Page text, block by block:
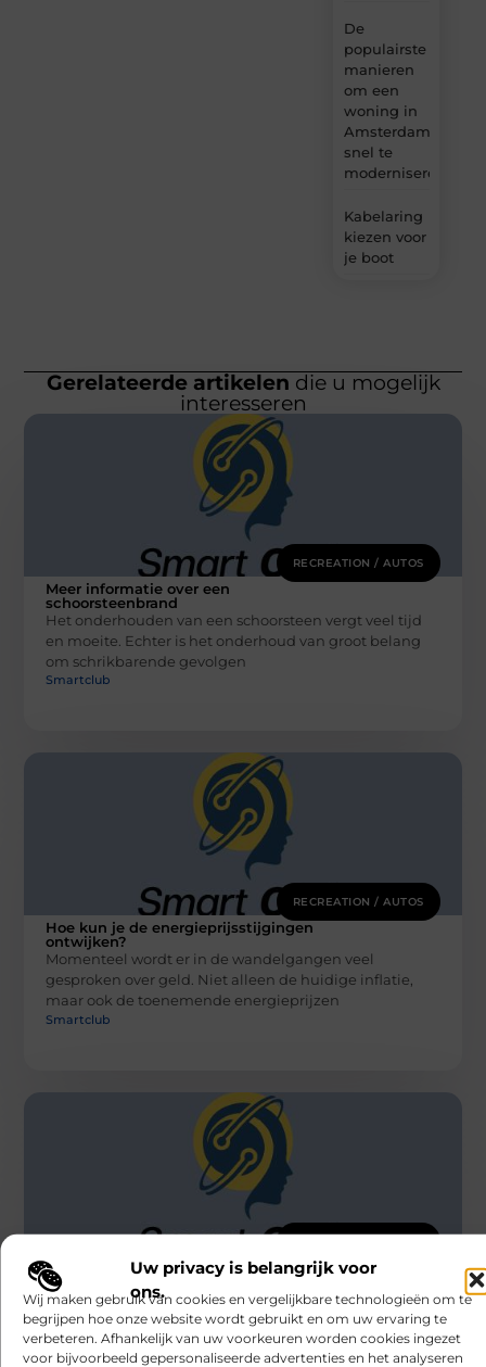
Uw privacy is belangrijk voor
ons.
Wij maken gebruik van cookies en vergelijkbare technologieën om te
begrijpen hoe onze website wordt gebruikt en om uw ervaring te
verbeteren. Afhankelijk van uw voorkeuren worden cookies ingezet
voor bijvoorbeeld gepersonaliseerde advertenties en het analyseren
De
populairste
manieren
om een
woning in
Amsterdam
snel te
moderniseren
Kabelaring
kiezen voor
je boot
Gerelateerde artikelen die u mogelijk
interesseren
RECREATION / AUTOS
Meer informatie over een
schoorsteenbrand
Het onderhouden van een schoorsteen vergt veel tijd
en moeite. Echter is het onderhoud van groot belang
om schrikbarende gevolgen
Smartclub
RECREATION / AUTOS
Hoe kun je de energieprijsstijgingen
ontwijken?
Momenteel wordt er in de wandelgangen veel
gesproken over geld. Niet alleen de huidige inflatie,
maar ook de toenemende energieprijzen
Smartclub
De oplossing om vogels weg te houden
van zonnepanelen
Zonnepanelen worden bij steeds meer huishoudens
toegepast op om een milieubewuste wijze energie op
te wekken. Om de duurzame productie
Smartclub